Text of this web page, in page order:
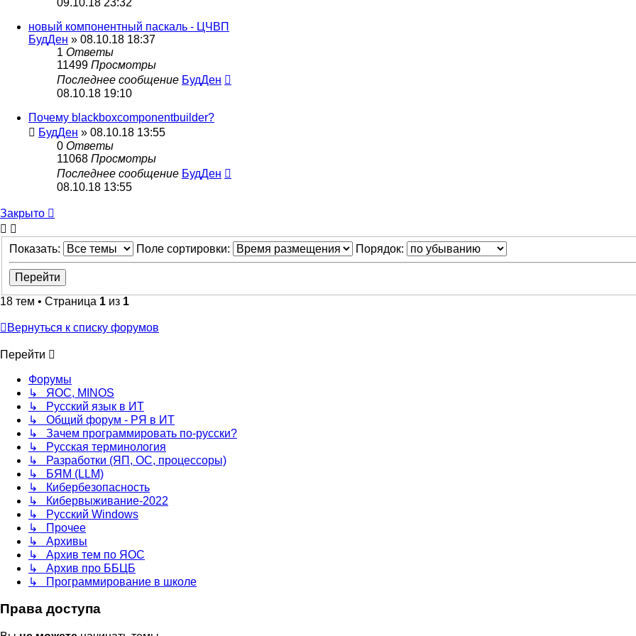
09.10.18 23:32
новый компонентный паскаль - ЦЧВП
БудДен » 08.10.18 18:37
1 Ответы
11499 Просмотры
Последнее сообщение БудДен
08.10.18 19:10
Почему blackboxcomponentbuilder?
БудДен » 08.10.18 13:55
0 Ответы
11068 Просмотры
Последнее сообщение БудДен
08.10.18 13:55
Закрыто
Показать: Поле сортировки: Порядок:
18 тем • Страница 1 из 1
Вернуться к списку форумов
Перейти
Форумы
↳ ЯОС, MINOS
↳ Русский язык в ИТ
↳ Общий форум - РЯ в ИТ
↳ Зачем программировать по-русски?
↳ Русская терминология
↳ Разработки (ЯП, ОС, процессоры)
↳ БЯМ (LLM)
↳ Кибербезопасность
↳ Кибервыживание-2022
↳ Русский Windows
↳ Прочее
↳ Архивы
↳ Архив тем по ЯОС
↳ Архив про ББЦБ
↳ Программирование в школе
Права доступа